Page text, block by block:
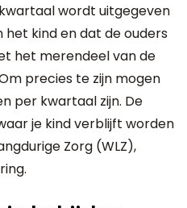
wordt uitgegeven
kind en dat de ouders
het merendeel van de
precies te zijn mogen
per kwartaal zijn. De
je kind verblijft worden
Zorg (WLZ),